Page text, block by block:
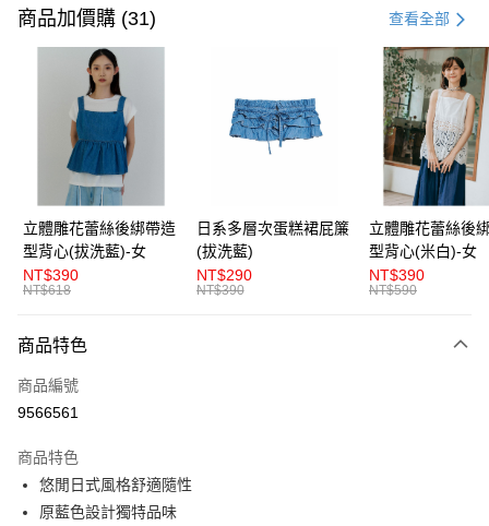
信用卡一次付款
超商取貨付款
LINE Pay
Apple Pay
街口支付
悠遊付
AFTEE先享後付
相關說明
便利好安心！
２．便利：只要手機號碼，簡訊認證，即可結帳。
３．安心：先確認商品／服務後，再付款。
【「AFTEE先享後付」結帳流程】
１．於結帳方式選擇「AFTEE先享後付」後，將跳轉至「AFTEE先享後付」
結帳頁面，進行簡訊認證並確認金額後，即可完成結帳。
２．訂單成立數日內，您將收到繳費通知簡訊。
運送方式
全家取貨付款
付款後全家取貨
每筆NT$80，滿NT$1,200(含以上)免運費
商品加價購 (31) 查看全部
立體雕花蕾絲後綁帶造
型背心(拔洗藍)-女
NT$390
NT$618
日系多層次蛋糕裙屁簾
(拔洗藍)
NT$290
NT$390
立體雕花蕾絲後
型背心(米白)-女
NT$390
NT$590
商品特色
商品編號
9566561
商品特色
悠閒日式風格舒適隨性
原藍色設計獨特品味